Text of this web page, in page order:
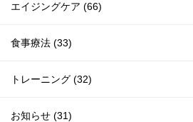
エイジングケア (66)
食事療法 (33)
トレーニング (32)
お知らせ (31)